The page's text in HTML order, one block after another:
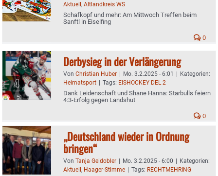
Aktuell, Altlandkreis WS
Schafkopf und mehr: Am Mittwoch Treffen beim
Sanftl in Eiselfing
0
Derbysieg in der Verlängerung
Von Christian Huber | Mo. 3.2.2025 - 6:01 | Kategorien:
Heimatsport | Tags: EISHOCKEY DEL 2
Dank Leidenschaft und Shane Hanna: Starbulls feiern
4:3-Erfolg gegen Landshut
0
„Deutschland wieder in Ordnung
bringen“
Von Tanja Geidobler | Mo. 3.2.2025 - 6:00 | Kategorien:
Aktuell, Haager-Stimme | Tags: RECHTMEHRING